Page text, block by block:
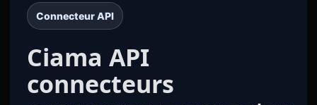
Connecteur API
Ciama API
connecteurs